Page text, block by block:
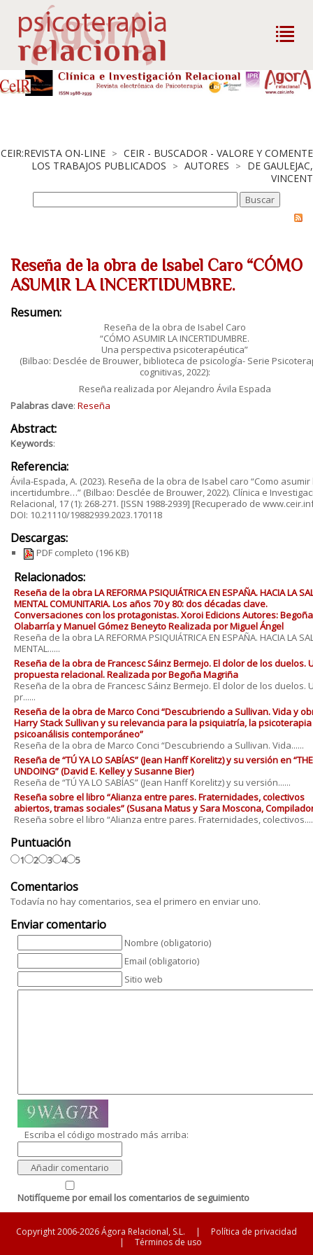
CEIR:REVISTA ON-LINE > CEIR - BUSCADOR - VALORE Y COMENTE
LOS TRABAJOS PUBLICADOS > AUTORES > DE GAULEJAC,
VINCENT
Reseña de la obra de Isabel Caro “CÓMO
ASUMIR LA INCERTIDUMBRE.
Resumen:
Reseña de la obra de Isabel Caro
“CÓMO ASUMIR LA INCERTIDUMBRE.
Una perspectiva psicoterapéutica”
(Bilbao: Desclée de Brouwer, biblioteca de psicología- Serie
cognitivas, 2022):
Reseña realizada por Alejandro Ávila Espada
Palabras clave: Reseña
Abstract:
Keywords:
Referencia:
Ávila-Espada, A. (2023). Reseña de la obra de Isabel caro “Como asumir
incertidumbre…” (Bilbao: Desclée de Brouwer, 2022). Clínica e
Relacional, 17 (1): 268-271. [ISSN 1988-2939] [Recuperado de
DOI: 10.21110/19882939.2023.170118
Descargas:
PDF completo (196 KB)
Relacionados:
Reseña de la obra LA REFORMA PSIQUIÁTRICA EN ESPAÑA. HACIA LA
MENTAL COMUNITARIA. Los años 70 y 80: dos décadas clave.
Conversaciones con los protagonistas. Xoroi Edicions Autores: Begoña
Olabarría y Manuel Gómez Beneyto Realizada por Miguel Ángel
Reseña de la obra LA REFORMA PSIQUIÁTRICA EN ESPAÑA. HACIA LA
MENTAL......
Reseña de la obra de Francesc Sáinz Bermejo. El dolor de los duelos.
propuesta relacional. Realizada por Begoña Magriña
Reseña de la obra de Francesc Sáinz Bermejo. El dolor de los duelos.
pr......
Reseña de la obra de Marco Conci “Descubriendo a Sullivan. Vida y
Harry Stack Sullivan y su relevancia para la psiquiatría, la
psicoanálisis contemporáneo”
Reseña de la obra de Marco Conci “Descubriendo a Sullivan. Vida......
Reseña de “TÚ YA LO SABÍAS” (Jean Hanff Korelitz) y su versión en “THE
UNDOING” (David E. Kelley y Susanne Bier)
Reseña de “TÚ YA LO SABÍAS” (Jean Hanff Korelitz) y su versión......
Reseña sobre el libro “Alianza entre pares. Fraternidades, colectivos
abiertos, tramas sociales” (Susana Matus y Sara Moscona,
Reseña sobre el libro “Alianza entre pares. Fraternidades,
Puntuación
1 2 3 4 5
Comentarios
Todavía no hay comentarios, sea el primero en enviar uno.
Enviar comentario
Nombre (obligatorio)
Email (obligatorio)
Sitio web
Escriba el código mostrado más arriba:
Notifíqueme por email los comentarios de seguimiento
Copyright 2006-2026 Ágora Relacional, S.L. |
Política de privacidad
|
Términos de uso